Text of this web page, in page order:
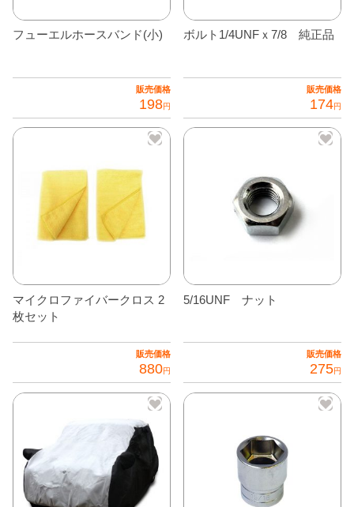
フューエルホースバンド(小)
販売価格
198円
ボルト1/4UNFｘ7/8 純正品
販売価格
174円
マイクロファイバークロス 2
枚セット
販売価格
880円
5/16UNF ナット
販売価格
275円